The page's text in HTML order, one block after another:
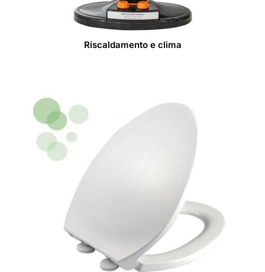
Riscaldamento e clima